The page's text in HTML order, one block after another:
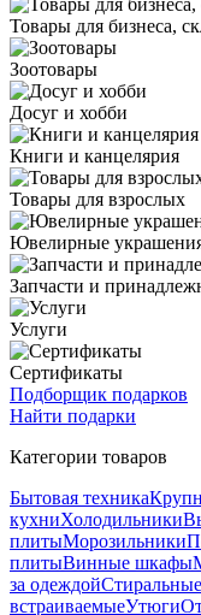
Товары для бизнеса,
Зоотовары
Досуг и хобби
Книги и канцелярия
Товары для взрослых
Ювелирные
Запчасти и
Услуги
Сертификаты
Подборщик подарков
Найти подарки
Категории товаров
Бытовая техника
кухниХолодильники
плитыМорозильники
плитыВинные шкафы
за одеждой
встраиваемыеУтюги